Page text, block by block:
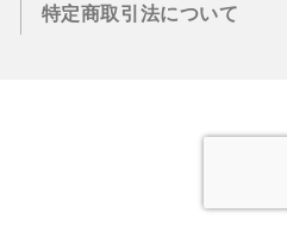
特定商取引法について